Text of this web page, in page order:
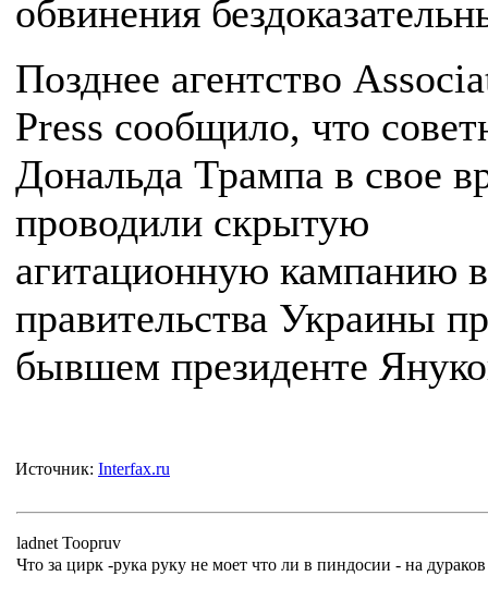
обвинения
Позднее агентство
Press сообщило, что
Дональда Трампа в свое
проводили скрытую
агитационную кампанию
правительства Украины
бывшем президенте
Источник: Interfax.ru
ladnet Toopruv
Что за цирк -рука руку не моет что ли в пиндосии - на дураков